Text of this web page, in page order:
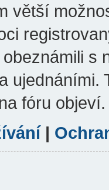
větší
s
ujednáními.
fóru objeví.
|